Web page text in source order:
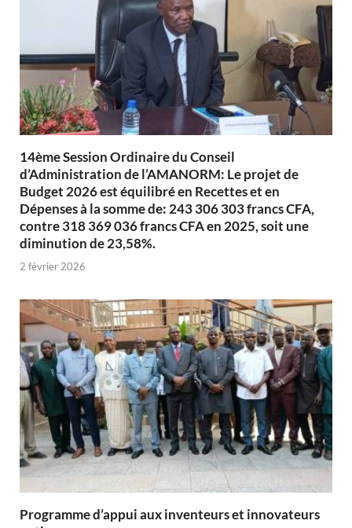
14ème Session Ordinaire du Conseil
d’Administration de l’AMANORM: Le projet de
Budget 2026 est équilibré en Recettes et en
Dépenses à la somme de: 243 306 303 francs CFA,
contre 318 369 036 francs CFA en 2025, soit une
diminution de 23,58%.
2 février 2026
Programme d’appui aux inventeurs et innovateurs